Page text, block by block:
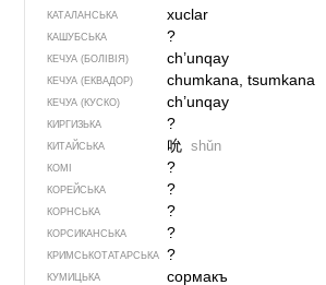
КАТАЛАНСЬКА xuclar
КАШУБСЬКА ?
КЕЧУА (БОЛІВІЯ) ch’unqay
КЕЧУА (ЕКВАДОР) chumkana, tsumkana
КЕЧУА (КУСКО) ch’unqay
КИРГИЗЬКА ?
КИТАЙСЬКА 吮 shǔn
КОМІ ?
КОРЕЙСЬКА ?
КОРНСЬКА ?
КОРСИКАНСЬКА ?
КРИМСЬКОТАТАРСЬКА ?
КУМИЦЬКА сормакъ